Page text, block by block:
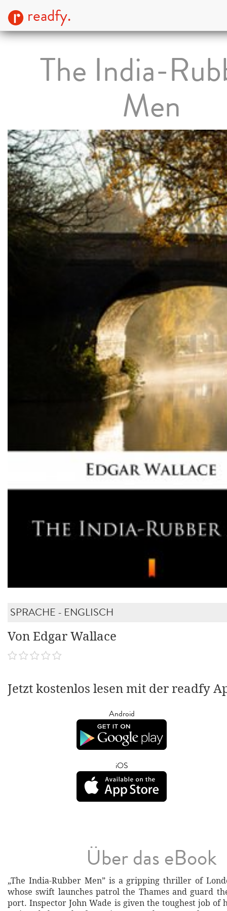
readfy.
The India-
Men
SPRACHE - ENGLISCH
Von Edgar Wallace
Jetzt kostenlos lesen mit der readfy
Android
iOS
Über das eBook
„The India-Rubber Men” is a gripping thriller of
whose swift launches patrol the Thames and guard
port. Inspector John Wade is given the toughest job of